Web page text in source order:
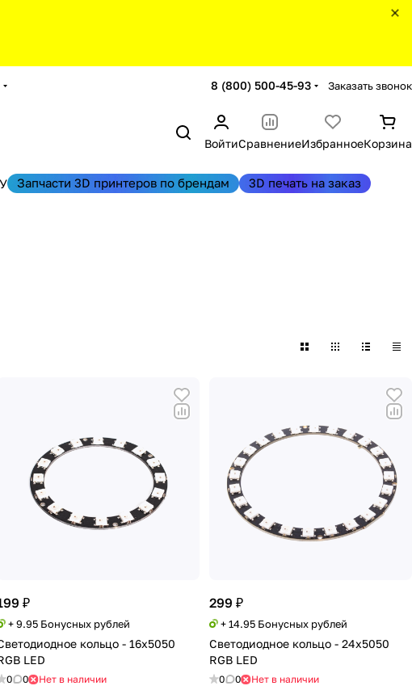
8 (800) 500-45-93 Заказать звонок
ВойтиСравнениеИзбранноеКорзина
Запчасти 3D принтеров по брендам 3D печать на заказ
₽
+ 9.95 Бонусных рублей
кольцо - 16х5050
LED
0 0 Нет в наличии
299 ₽
+ 14.95 Бонусных рублей
Светодиодное кольцо - 24х5050
RGB LED
0 0 Нет в наличии